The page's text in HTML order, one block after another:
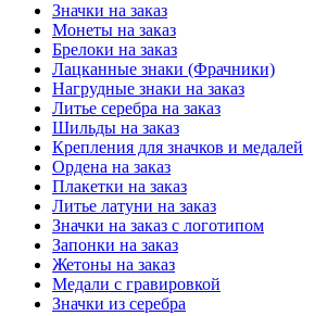
Значки на заказ
Монеты на заказ
Брелоки на заказ
Лацканные знаки (Фрачники)
Нагрудные знаки на заказ
Литье серебра на заказ
Шильды на заказ
Крепления для значков и медалей
Ордена на заказ
Плакетки на заказ
Литье латуни на заказ
Значки на заказ с логотипом
Запонки на заказ
Жетоны на заказ
Медали с гравировкой
Значки из серебра